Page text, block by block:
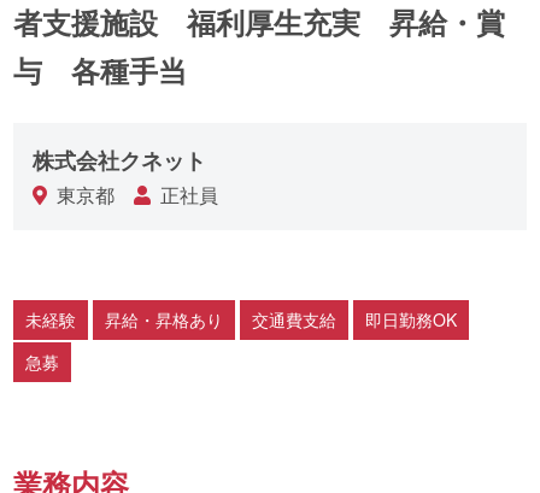
者支援施設 福利厚生充実 昇給・賞
与 各種手当
株式会社クネット
東京都 正社員
未経験 昇給・昇格あり 交通費支給
即日勤務OK
急募
業務内容